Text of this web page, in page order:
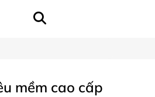
mềm cao cấp